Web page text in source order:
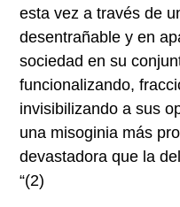
esta vez a través de
desentrañable y en
sociedad en su
funcionalizando,
invisibilizando a sus
una misoginia más
devastadora que la
“(2)